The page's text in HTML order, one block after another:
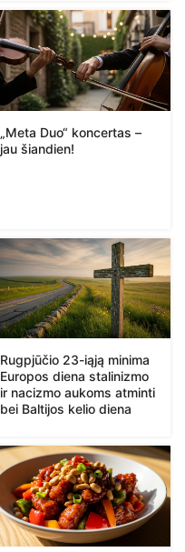
„Meta Duo“ koncertas –
jau šiandien!
Rugpjūčio 23-iąją minima
Europos diena stalinizmo
ir nacizmo aukoms atminti
bei Baltijos kelio diena